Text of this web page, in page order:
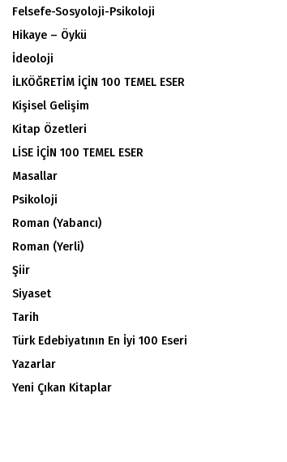
Felsefe-Sosyoloji-Psikoloji
Hikaye – Öykü
İdeoloji
İLKÖĞRETİM İÇİN 100 TEMEL ESER
Kişisel Gelişim
Kitap Özetleri
LİSE İÇİN 100 TEMEL ESER
Masallar
Psikoloji
Roman (Yabancı)
Roman (Yerli)
Şiir
Siyaset
Tarih
Türk Edebiyatının En İyi 100 Eseri
Yazarlar
Yeni Çıkan Kitaplar